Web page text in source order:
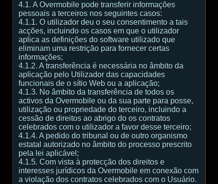
4.1. A Overmobile pode transferir informações
pessoais a terceiros nos seguintes casos:
4.1.1. O utilizador deu o seu consentimento a tais
acções, incluindo os casos em que o utilizador
aplica as definições do software utilizado que
eliminam uma restrição para fornecer certas
informações;
4.1.2. A transferência é necessária no âmbito da
aplicação pelo Utilizador das capacidades
funcionais de o sítio Web ou a aplicação;
4.1.3. No âmbito da transferência de todos os
activos da Overmobile ou da sua parte para posse,
utilização ou propriedade do terceiro, incluindo a
cessão de direitos ao abrigo do os contratos
celebrados com o utilizador a favor desse terceiro;
4.1.4. A pedido do tribunal ou de outro organismo
estatal autorizado no âmbito do processo prescrito
pela lei aplicável;
4.1.5. Com vista à protecção dos direitos e
interesses jurídicos da Overmobile em conexão com
a violação dos contratos celebrados com o Usuário.